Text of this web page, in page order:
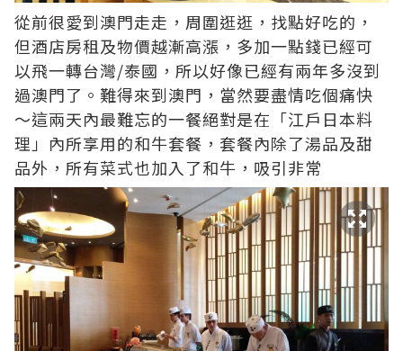
從前很愛到澳門走走，周圍逛逛，找點好吃的，
但酒店房租及物價越漸高漲，多加一點錢已經可
以飛一轉台灣/泰國，所以好像已經有兩年多沒到
過澳門了。難得來到澳門，當然要盡情吃個痛快
～這兩天內最難忘的一餐絕對是在「江戶日本料
理」內所享用的和牛套餐，套餐內除了湯品及甜
品外，所有菜式也加入了和牛，吸引非常